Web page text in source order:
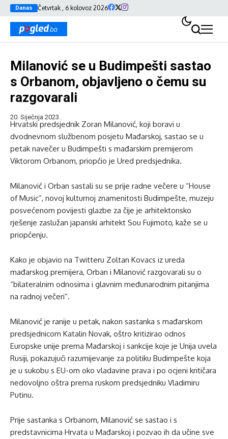
Danas Četvrtak , 6 kolovoz 2026
Milanović se u Budimpešti sastao
s Orbanom, objavljeno o čemu su
razgovarali
20. Siječnja 2023.
Hrvatski predsjednik Zoran Milanović, koji boravi u
dvodnevnom službenom posjetu Mađarskoj, sastao se u
petak navečer u Budimpešti s mađarskim premijerom
Viktorom Orbanom, priopćio je Ured predsjednika.
Milanović i Orban sastali su se prije radne večere u “House
of Music”, novoj kulturnoj znamenitosti Budimpešte, muzeju
posvećenom povijesti glazbe za čije je arhitektonsko
rješenje zaslužan japanski arhitekt Sou Fujimoto, kaže se u
priopćenju.
Kako je objavio na Twitteru Zoltan Kovacs iz ureda
mađarskog premijera, Orban i Milanović razgovarali su o
“bilateralnim odnosima i glavnim međunarodnim pitanjima
na radnoj večeri”.
Milanović je ranije u petak, nakon sastanka s mađarskom
predsjednicom Katalin Novak, oštro kritizirao odnos
Europske unije prema Mađarskoj i sankcije koje je Unija uvela
Rusiji, pokazujući razumijevanje za politiku Budimpešte koja
je u sukobu s EU-om oko vladavine prava i po ocjeni kritičara
nedovoljno oštra prema ruskom predsjedniku Vladimiru
Putinu.
Prije sastanka s Orbanom, Milanović se sastao i s
predstavnicima Hrvata u Mađarskoj i pozvao ih da učine sve